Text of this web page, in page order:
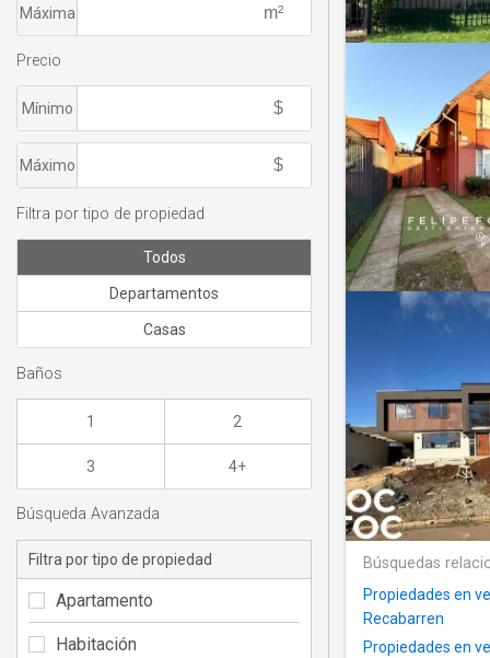
Búsquedas
Propiedades en
Recabarren
Propiedades en
Máxima
Precio
Mínimo
Máximo
Filtra por tipo de propiedad
Todos
Departamentos
Casas
Baños
1 2
3 4+
Búsqueda Avanzada
Filtra por tipo de propiedad
Apartamento
Habitación